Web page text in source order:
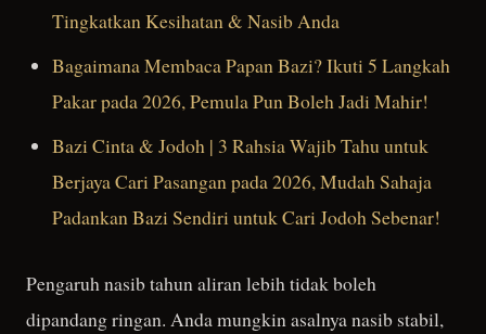
Tingkatkan Kesihatan & Nasib Anda
Bagaimana Membaca Papan Bazi? Ikuti 5 Langkah
Pakar pada 2026, Pemula Pun Boleh Jadi Mahir!
Bazi Cinta & Jodoh | 3 Rahsia Wajib Tahu untuk
Berjaya Cari Pasangan pada 2026, Mudah Sahaja
Padankan Bazi Sendiri untuk Cari Jodoh Sebenar!
Pengaruh nasib tahun aliran lebih tidak boleh
dipandang ringan. Anda mungkin asalnya nasib stabil,